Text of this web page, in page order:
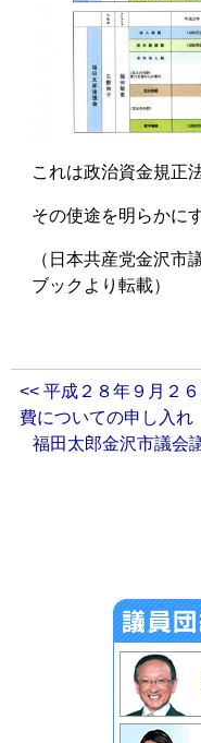
これは政治資金規正
その使途を明らかに
（日本共産党金沢市
ブックより転載）
<< 平成２８年９月２
費についての申し入れ
福田太郎金沢市議会